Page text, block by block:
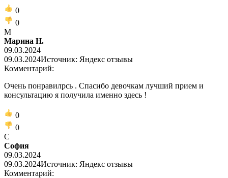
0
0
М
Марина Н.
09.03.2024
09.03.2024Источник: Яндекс отзывы
Комментарий:
Очень понравилрсь . Спасибо девочкам лучший прием и
консультацию я получила именно здесь !
0
0
С
София
09.03.2024
09.03.2024Источник: Яндекс отзывы
Комментарий: